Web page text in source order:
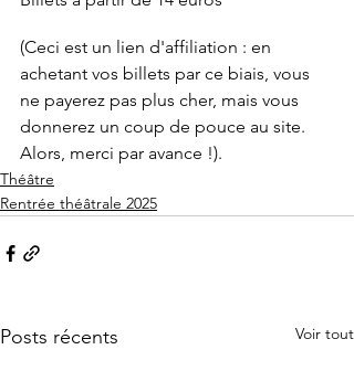
(Ceci est un lien d'affiliation : en
achetant vos billets par ce biais, vous
ne payerez pas plus cher, mais vous
donnerez un coup de pouce au site.
Alors, merci par avance !).
Théâtre
Rentrée théâtrale 2025
Posts récents Voir tout